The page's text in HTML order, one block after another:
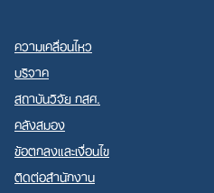
ความเคลื่อนไหว
บริจาค
สถาบันวิจัย กสศ.
คลังสมอง
ข้อตกลงและเงื่อนไข
ติดต่อสำนักงาน